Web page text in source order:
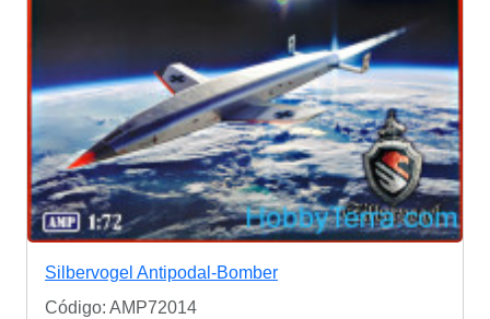
Silbervogel Antipodal-Bomber
Código: AMP72014